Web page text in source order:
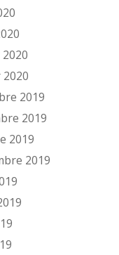
2019
2019
2019
2019